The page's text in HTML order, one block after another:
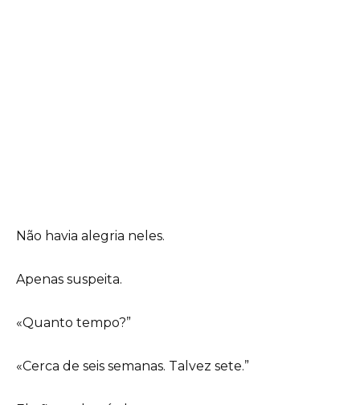
Não havia alegria neles.
Apenas suspeita.
«Quanto tempo?”
«Cerca de seis semanas. Talvez sete.”